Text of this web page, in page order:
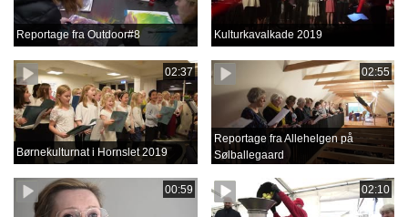
Reportage fra Outdoor#8 Kulturkavalkade 2019
02:37
Børnekulturnat i Hornslet 2019
02:55
Reportage fra Allehelgen på
Sølballegaard
00:59 02:10